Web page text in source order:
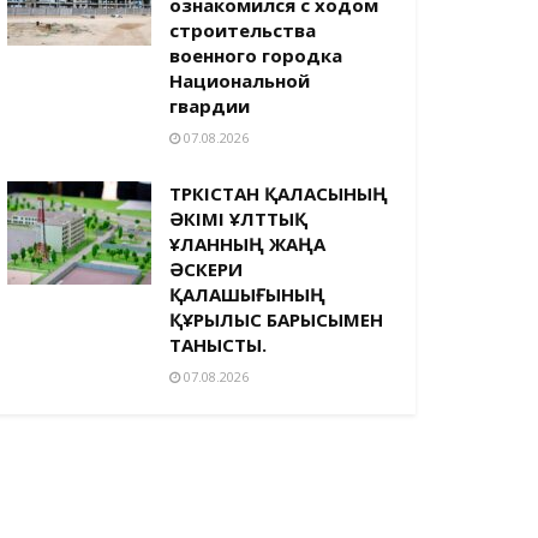
ознакомился с ходом
строительства
военного городка
Национальной
гвардии
07.08.2026
ТҮРКІСТАН ҚАЛАСЫНЫҢ
ӘКІМІ ҰЛТТЫҚ
ҰЛАННЫҢ ЖАҢА
ӘСКЕРИ
ҚАЛАШЫҒЫНЫҢ
ҚҰРЫЛЫС БАРЫСЫМЕН
ТАНЫСТЫ.
07.08.2026